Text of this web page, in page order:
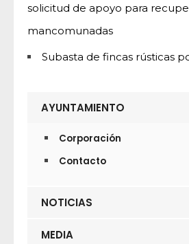
solicitud de apoyo para
mancomunadas
Subasta de fincas rústicas
AYUNTAMIENTO
Corporación
Contacto
NOTICIAS
MEDIA